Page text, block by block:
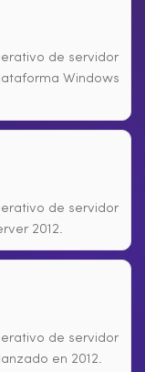
de servidor
Windows
de servidor
2012.
de servidor
en 2012.